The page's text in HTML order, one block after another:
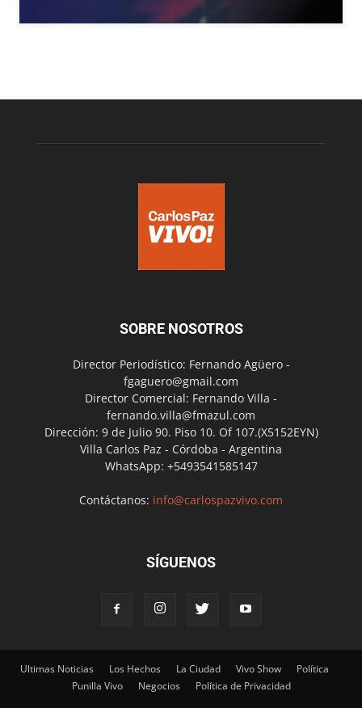
SOBRE NOSOTROS
Director Periodístico: Fernando Agüero -
fgaguero@gmail.com
Director Comercial: Fernando Villa -
fernando.villa@fmazul.com
Dirección: 9 de Julio 90. Piso 10. Of 107.(X5152EYN)
Villa Carlos Paz - Córdoba - Argentina
WhatsApp: +5493541585147
Contáctanos: info@carlospazvivo.com
SÍGUENOS
Ultimas Noticias Los Hechos La Ciudad Vivo Show
Política
Punilla Vivo
Negocios Política de Privacidad